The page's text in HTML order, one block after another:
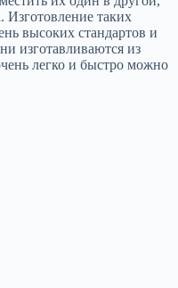
Изготовление таких
высоких стандартов и
изготавливаются из
легко и быстро можно